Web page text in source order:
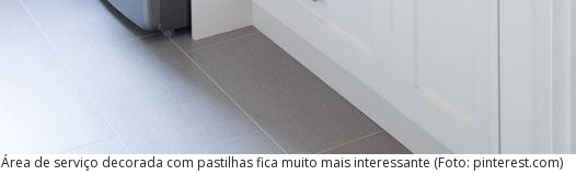
Área de serviço decorada com pastilhas fica muito mais interessante (Foto: pinterest.com)